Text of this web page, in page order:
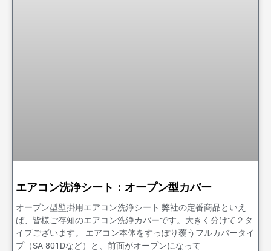
エアコン洗浄シート：オープン型カバー
オープン型壁掛用エアコン洗浄シート 弊社の定番商品といえ
ば、皆様ご存知のエアコン洗浄カバーです。大きく分けて２タ
イプございます。 エアコン本体をすっぽり覆うフルカバータイ
プ（SA-801Dなど）と、前面がオープンになって